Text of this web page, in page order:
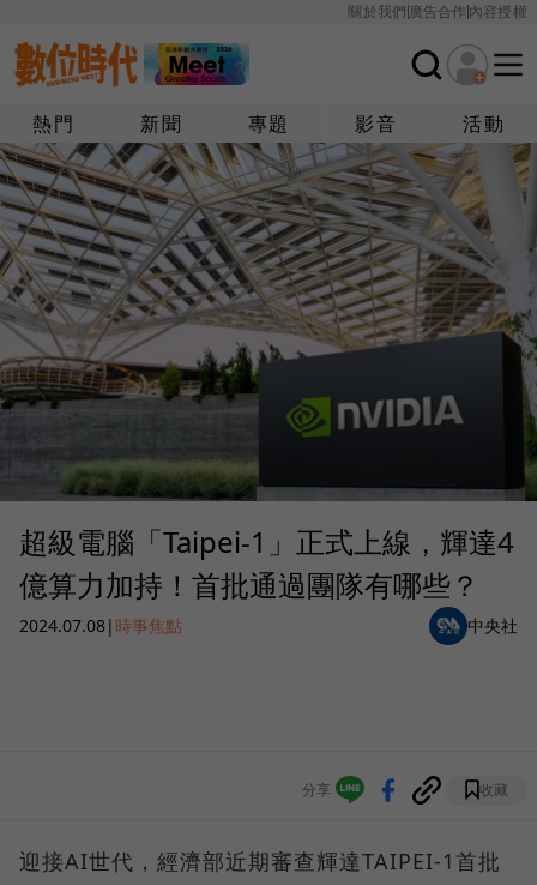
關於我們廣告合作內容授權
熱門 新聞 專題 影音 活動
超級電腦「Taipei-1」正式上線，輝達4
億算力加持！首批通過團隊有哪些？
2024.07.08| 時事焦點 中央社
分享 收藏
迎接AI世代，經濟部近期審查輝達TAIPEI-1首批